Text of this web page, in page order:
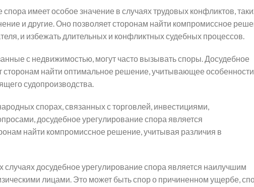
имеет особое значение в случаях трудовых конфликтов,
и другие. Оно позволяет сторонам найти компромиссное
и избежать длительных и конфликтных судебных процессов.
с недвижимостью, могут часто вызывать споры. Досудебное
сторонам найти оптимальное решение, учитывающее особенности
судопроизводства.
спорах, связанных с торговлей, инвестициями,
досудебное урегулирование спора является
найти компромиссное решение, учитывая различия в
случаях досудебное урегулирование спора является наилучшим
лицами. Это может быть спор о причиненном ущербе,